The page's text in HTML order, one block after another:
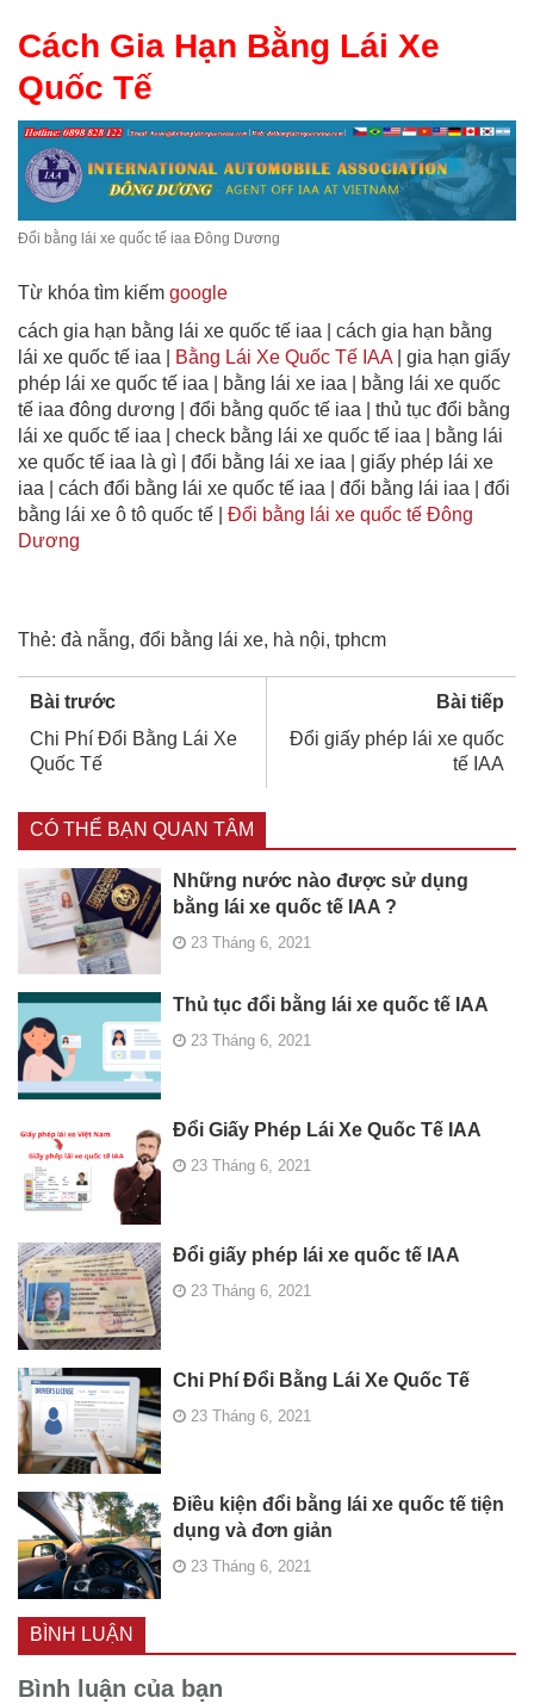
Cách Gia Hạn Bằng Lái Xe
Quốc Tế
Đổi bằng lái xe quốc tế iaa Đông Dương
Từ khóa tìm kiếm google
cách gia hạn bằng lái xe quốc tế iaa | cách gia hạn bằng
lái xe quốc tế iaa |
Bằng Lái Xe Quốc Tế IAA | gia hạn giấy
phép lái xe quốc tế iaa | bằng lái xe iaa | bằng lái xe quốc
tế iaa đông dương | đổi bằng quốc tế iaa | thủ tục đổi bằng
lái xe quốc tế iaa | check bằng lái xe quốc tế iaa | bằng lái
xe quốc tế iaa là gì | đổi bằng lái xe iaa | giấy phép lái xe
iaa | cách đổi bằng lái xe quốc tế iaa | đổi bằng lái iaa | đổi
bằng lái xe ô tô quốc tế | Đổi bằng lái xe quốc tế Đông
Dương
Thẻ: đà nẵng, đổi bằng lái xe, hà nội, tphcm
Bài trước
Chi Phí Đổi Bằng Lái Xe
Quốc Tế
Bài tiếp
Đổi giấy phép lái xe quốc
tế IAA
CÓ THỂ BẠN QUAN TÂM
Những nước nào được sử dụng
bằng lái xe quốc tế IAA ?
23 Tháng 6, 2021
Thủ tục đổi bằng lái xe quốc tế IAA
23 Tháng 6, 2021
Đổi Giấy Phép Lái Xe Quốc Tế IAA
23 Tháng 6, 2021
Đổi giấy phép lái xe quốc tế IAA
23 Tháng 6, 2021
Chi Phí Đổi Bằng Lái Xe Quốc Tế
23 Tháng 6, 2021
Điều kiện đổi bằng lái xe quốc tế tiện
dụng và đơn giản
23 Tháng 6, 2021
BÌNH LUẬN
Bình luận của bạn